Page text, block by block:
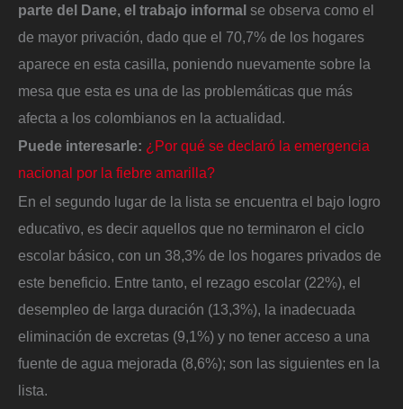
parte del Dane, el trabajo informal se observa como el
de mayor privación, dado que el 70,7% de los hogares
aparece en esta casilla, poniendo nuevamente sobre la
mesa que esta es una de las problemáticas que más
afecta a los colombianos en la actualidad.
Puede interesarle: ¿Por qué se declaró la emergencia
nacional por la fiebre amarilla?
En el segundo lugar de la lista se encuentra el bajo logro
educativo, es decir aquellos que no terminaron el ciclo
escolar básico, con un 38,3% de los hogares privados de
este beneficio. Entre tanto, el rezago escolar (22%), el
desempleo de larga duración (13,3%), la inadecuada
eliminación de excretas (9,1%) y no tener acceso a una
fuente de agua mejorada (8,6%); son las siguientes en la
lista.